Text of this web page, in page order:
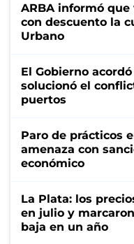
ARBA informó
con descuento la
Urbano
El Gobierno
solucionó el
puertos
Paro de prácticos
amenaza con
económico
La Plata: los
en julio y
baja en un año